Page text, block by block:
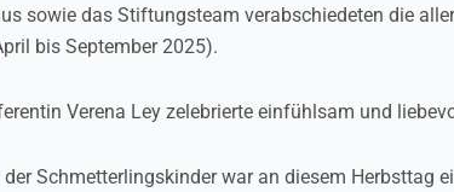
sowie das Stiftungsteam verabschiedeten die
bis September 2025).
Verena Ley zelebrierte einfühlsam und
der Schmetterlingskinder war an diesem Herbsttag